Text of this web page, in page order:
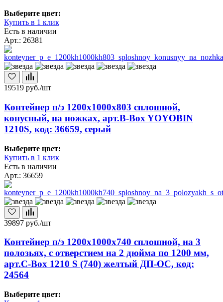
Выберите цвет:
Купить в 1 клик
Есть в наличии
Арт.: 26381
19519 руб./шт
Контейнер п/э 1200х1000х803 сплошной,
конусный, на ножках, арт.B-Box YOYOBIN
1210S, код: 36659, серый
Выберите цвет:
Купить в 1 клик
Есть в наличии
Арт.: 36659
39897 руб./шт
Контейнер п/э 1200х1000х740 сплошной, на 3
полозьях, с отверстием на 2 дюйма по 1200 мм,
арт.C-Box 1210 S (740) желтый ДП-ОС, код:
24564
Выберите цвет: